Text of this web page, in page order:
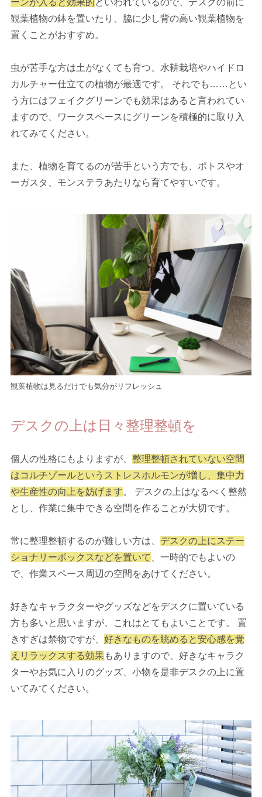
ーンが入ると効果的といわれているので、デスクの前に
観葉植物の鉢を置いたり、脇に少し背の高い観葉植物を
置くことがおすすめ。
虫が苦手な方は土がなくても育つ、水耕栽培やハイドロ
カルチャー仕立ての植物が最適です。 それでも……とい
う方にはフェイクグリーンでも効果はあると言われてい
ますので、ワークスペースにグリーンを積極的に取り入
れてみてください。
また、植物を育てるのが苦手という方でも、ポトスやオ
ーガスタ、モンステラあたりなら育てやすいです。
観葉植物は見るだけでも気分がリフレッシュ
デスクの上は日々整理整頓を
個人の性格にもよりますが、 整理整頓されていない空間
はコルチゾールというストレスホルモンが増し、集中力
や生産性の向上を妨げます。 デスクの上はなるべく整然
とし、作業に集中できる空間を作ることが大切です。
常に整理整頓するのが難しい方は、 デスクの上にステー
ショナリーボックスなどを置いて
、一時的でもよいの
で、作業スペース周辺の空間をあけてください。
好きなキャラクターやグッズなどをデスクに置いている
方も多いと思いますが、これはとてもよいことです。 置
きすぎは禁物ですが、 好きなものを眺めると安心感を覚
えリラックスする効果もありますので、好きなキャラク
ターやお気に入りのグッズ、小物を是非デスクの上に置
いてみてください。